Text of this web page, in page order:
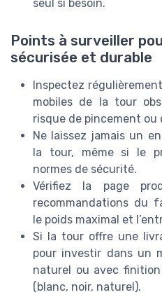
seul si besoin.
Points à surveiller
sécurisée et durable
Inspectez
mobiles de la tour
risque de pincement ou
Ne laissez jamais un
la tour, même si le
normes de sécurité.
Vérifiez la page
recommandations du
le poids maximal et
Si la tour offre une
pour investir dans un
naturel ou avec
(blanc, noir, naturel).